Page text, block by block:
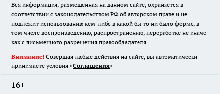
Вся информация, размещенная на данном сайте, охраняется в
соответствии с законодательством РФ об авторском праве и не
подлежит использованию кем-либо в какой бы то ни было форме, в
том числе воспроизведению, распространению, переработке не иначе
как с письменного разрешения правообладателя.
Внимание! Совершая любые действия на сайте, вы автоматически
принимаете условия «Cоглашения»
16+